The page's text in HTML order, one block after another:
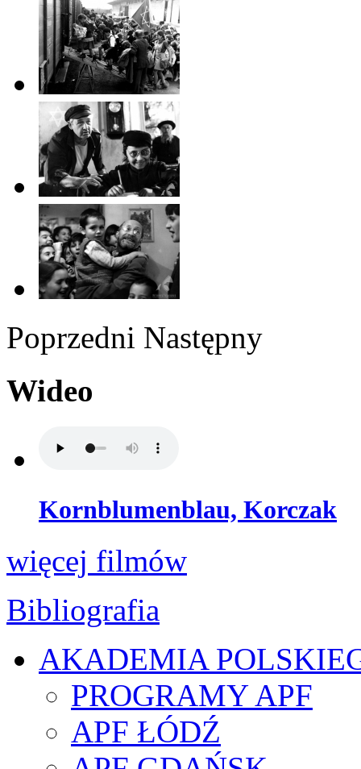
Poprzedni Następny
Wideo
Kornblumenblau, Korczak
więcej filmów
Bibliografia
AKADEMIA
PROGRAMY APF
APF ŁÓDŹ